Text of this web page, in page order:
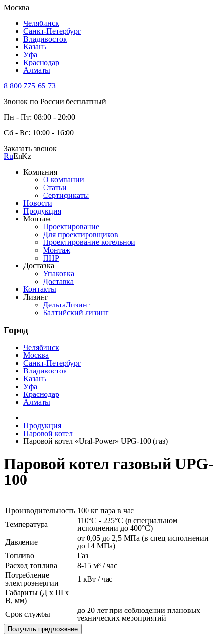
Москва
Челябинск
Санкт-Петербург
Владивосток
Казань
Уфа
Краснодар
Алматы
8 800 775-65-73
Звонок по России бесплатный
Пн - Пт: 08:00 - 20:00
Сб - Вс: 10:00 - 16:00
Заказать звонок
RuEnKz
Компания
О компании
Статьи
Сертификаты
Новости
Продукция
Монтаж
Проектирование
Для проектировщиков
Проектирование котельной
Монтаж
ПНР
Доставка
Упаковка
Доставка
Контакты
Лизинг
ДельтаЛизинг
Балтийский лизинг
Город
Челябинск
Москва
Санкт-Петербург
Владивосток
Казань
Уфа
Краснодар
Алматы
Продукция
Паровой котел
Паровой котел «Ural-Power» UPG-100 (газ)
Паровой котел газовый UPG-
100
Производительность 100 кг пара в час
Температура
110°C - 225°C (в специальном
исполнении до 400°C)
Давление
от 0,05 до 2,5 МПа (в спец исполнении
до 14 МПа)
Топливо
Газ
Расход топлива
8-15 м³ / час
Потребление
электроэнергии
1 кВт / час
Габариты (Д x Ш x
В, мм)
Срок службы
до 20 лет при соблюдении плановых
технических мероприятий
Получить предложение